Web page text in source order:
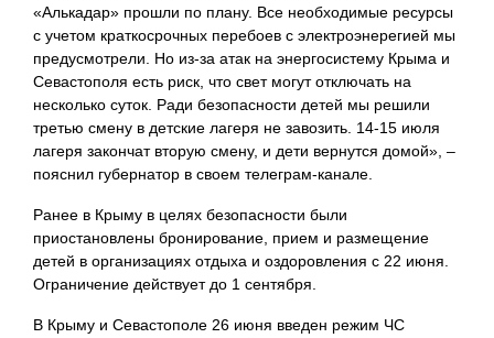
«Алькадар» прошли по плану. Все необходимые ресурсы
с учетом краткосрочных перебоев с электроэнерегией мы
предусмотрели. Но из-за атак на энергосистему Крыма и
Севастополя есть риск, что свет могут отключать на
несколько суток. Ради безопасности детей мы решили
третью смену в детские лагеря не завозить. 14-15 июля
лагеря закончат вторую смену, и дети вернутся домой», –
пояснил губернатор в своем телеграм-канале.
Ранее в Крыму в целях безопасности были
приостановлены бронирование, прием и размещение
детей в организациях отдыха и оздоровления с 22 июня.
Ограничение действует до 1 сентября.
В Крыму и Севастополе 26 июня введен режим ЧС